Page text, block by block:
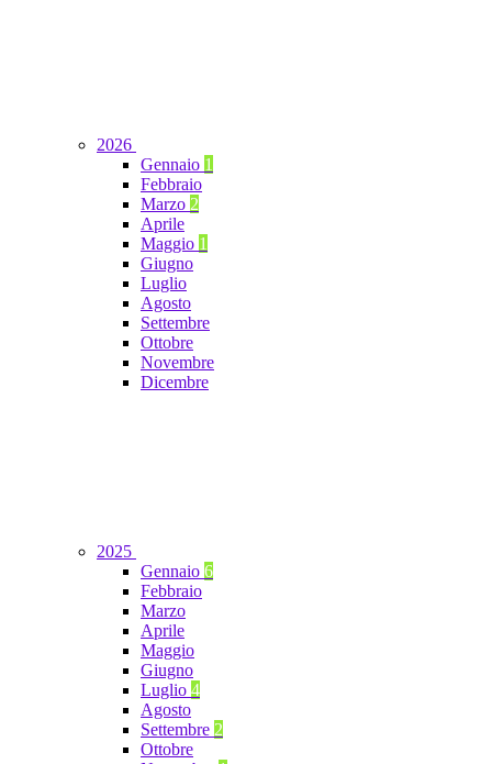
2026
Gennaio 1
Febbraio
Marzo 2
Aprile
Maggio 1
Giugno
Luglio
Agosto
Settembre
Ottobre
Novembre
Dicembre
2025
Gennaio 6
Febbraio
Marzo
Aprile
Maggio
Giugno
Luglio 4
Agosto
Settembre 2
Ottobre